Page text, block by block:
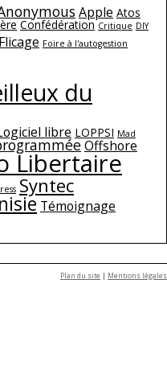
Apple Atos
Confédération Critique DIY
Flicage Foire à l'autogestion
du
libre LOPPSI Mad
Offshore
Libertaire
Syntec
Témoignage
Plan du site | Mentions légales